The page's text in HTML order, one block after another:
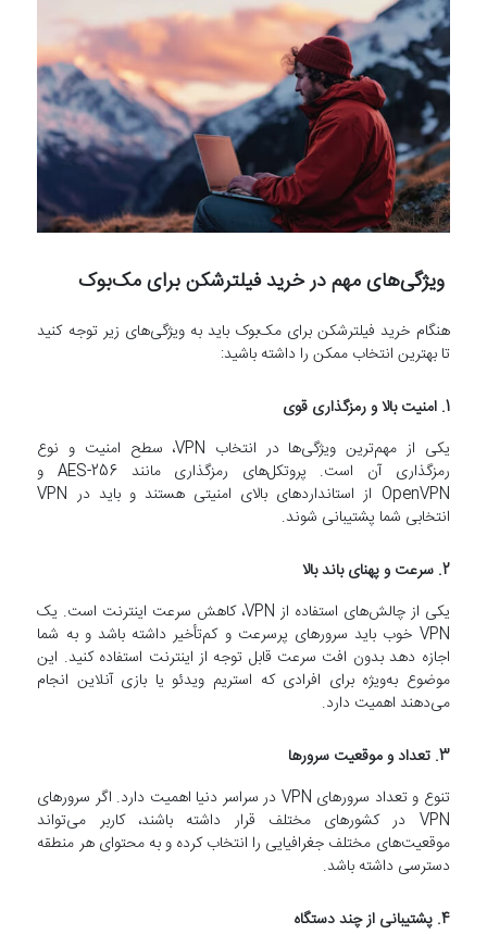
ویژگی‌های مهم در خرید فیلترشکن برای مک‌بوک
هنگام خرید فیلترشکن برای مک‌بوک باید به ویژگی‌های زیر توجه کنید
تا بهترین انتخاب ممکن را داشته باشید:
1. امنیت بالا و رمزگذاری قوی
یکی از مهم‌ترین ویژگی‌ها در انتخاب VPN، سطح امنیت و نوع
رمزگذاری آن است. پروتکل‌های رمزگذاری مانند AES-256 و
OpenVPN از استانداردهای بالای امنیتی هستند و باید در VPN
انتخابی شما پشتیبانی شوند.
2. سرعت و پهنای باند بالا
یکی از چالش‌های استفاده از VPN، کاهش سرعت اینترنت است. یک
VPN خوب باید سرورهای پرسرعت و کم‌تأخیر داشته باشد و به شما
اجازه دهد بدون افت سرعت قابل توجه از اینترنت استفاده کنید. این
موضوع به‌ویژه برای افرادی که استریم ویدئو یا بازی آنلاین انجام
می‌دهند اهمیت دارد.
3. تعداد و موقعیت سرورها
تنوع و تعداد سرورهای VPN در سراسر دنیا اهمیت دارد. اگر سرورهای
VPN در کشورهای مختلف قرار داشته باشند، کاربر می‌تواند
موقعیت‌های مختلف جغرافیایی را انتخاب کرده و به محتوای هر منطقه
دسترسی داشته باشد.
4. پشتیبانی از چند دستگاه